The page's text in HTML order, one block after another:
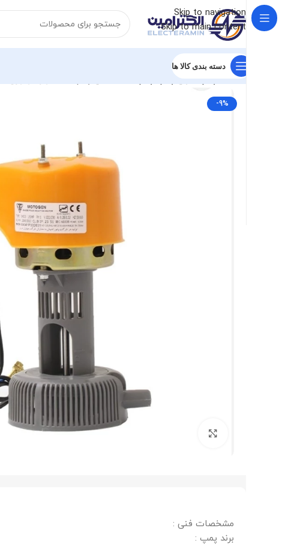
Skip to navigation
Skip to main content
دسته بندی کالا ها
خانه پمپ انواع پمپ
-9%
مشخصات فنی :
برند پمپ :